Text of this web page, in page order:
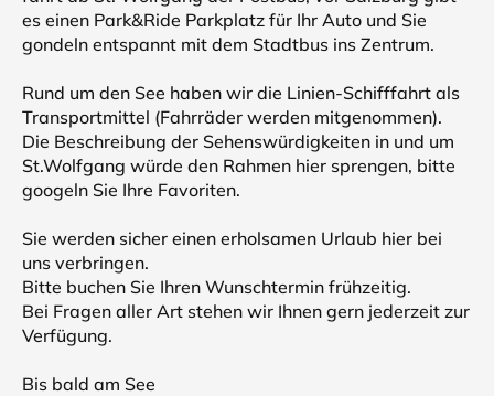
es einen Park&Ride Parkplatz für Ihr Auto und Sie
gondeln entspannt mit dem Stadtbus ins Zentrum.
Rund um den See haben wir die Linien-Schifffahrt als
Transportmittel (Fahrräder werden mitgenommen).
Die Beschreibung der Sehenswürdigkeiten in und um
St.Wolfgang würde den Rahmen hier sprengen, bitte
googeln Sie Ihre Favoriten.
Sie werden sicher einen erholsamen Urlaub hier bei
uns verbringen.
Bitte buchen Sie Ihren Wunschtermin frühzeitig.
Bei Fragen aller Art stehen wir Ihnen gern jederzeit zur
Verfügung.
Bis bald am See